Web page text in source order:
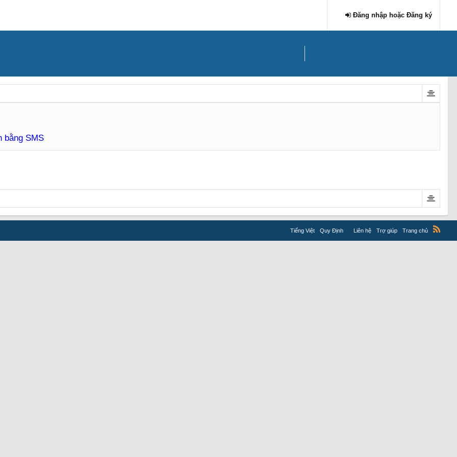
bằng SMS
Đăng nhập hoặc Đăng ký
Tiếng Việt Quy Định Liên hệ Trợ giúp Trang chủ